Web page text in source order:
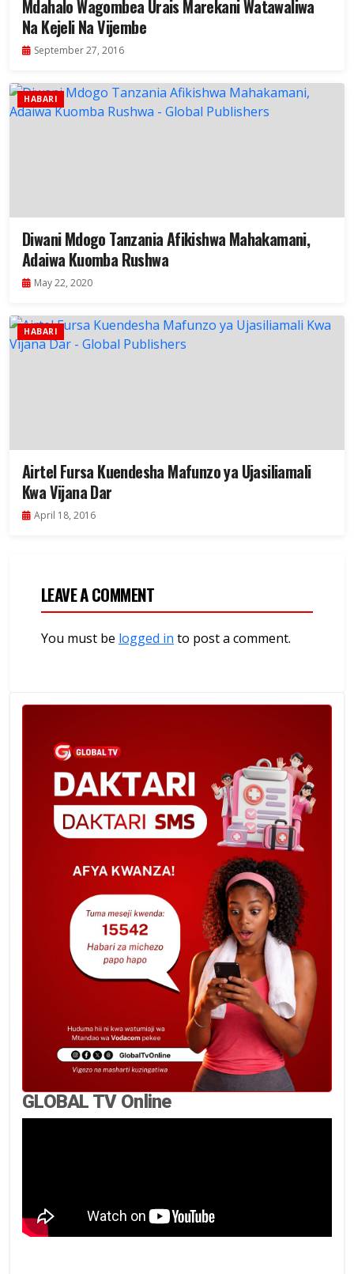
Mdahalo Wagombea Urais Marekani Watawaliwa
Na Kejeli Na Vijembe
September 27, 2016
HABARI
Diwani Mdogo Tanzania Afikishwa Mahakamani,
Adaiwa Kuomba Rushwa
May 22, 2020
HABARI
Airtel Fursa Kuendesha Mafunzo ya Ujasiliamali
Kwa Vijana Dar
April 18, 2016
LEAVE A COMMENT
You must be logged in to post a comment.
GLOBAL TV Online